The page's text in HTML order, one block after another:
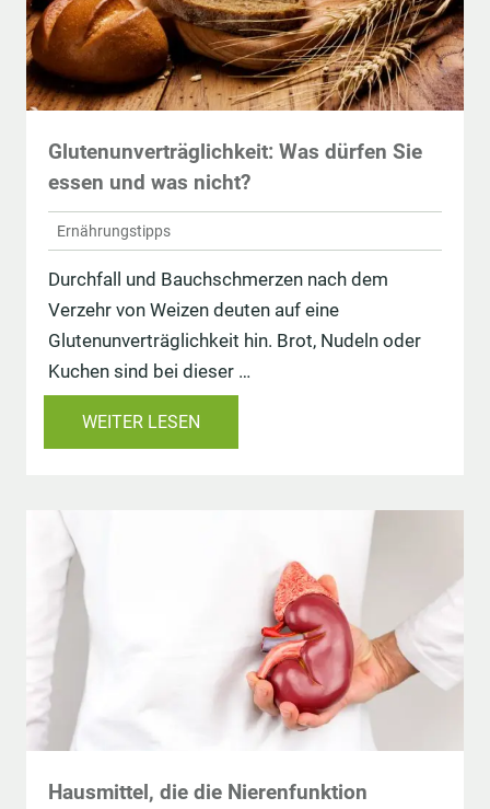
Glutenunverträglichkeit: Was dürfen Sie
essen und was nicht?
Ernährungstipps
Durchfall und Bauchschmerzen nach dem
Verzehr von Weizen deuten auf eine
Glutenunverträglichkeit hin. Brot, Nudeln oder
Kuchen sind bei dieser …
WEITER LESEN
Hausmittel, die die Nierenfunktion